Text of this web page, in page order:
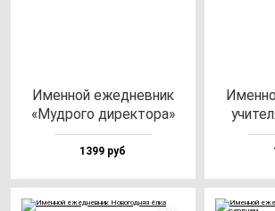
Имен­ной ежед­нев­ник
«Муд­ро­го ди­рек­то­ра»
1399 руб